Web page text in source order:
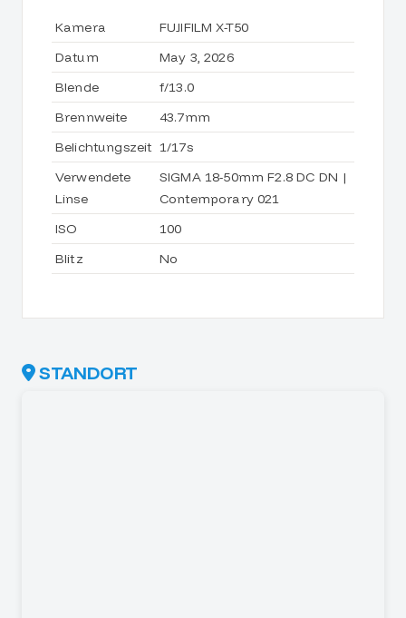
Kamera
FUJIFILM X-T50
Datum
May 3, 2026
Blende
f/13.0
Brennweite
43.7mm
Belichtungszeit 1/17s
Verwendete
Linse
SIGMA 18-50mm F2.8 DC DN |
Contemporary 021
ISO
100
Blitz
No
STANDORT